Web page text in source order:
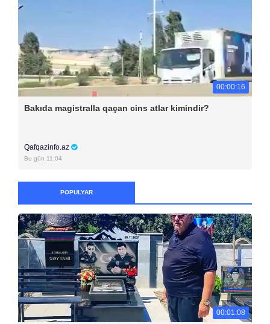
00:00:16
Bakıda magistralla qaçan cins atlar kimindir?
Qafqazinfo.az
Bu gün 11:04
POPULYAR
00:01:08